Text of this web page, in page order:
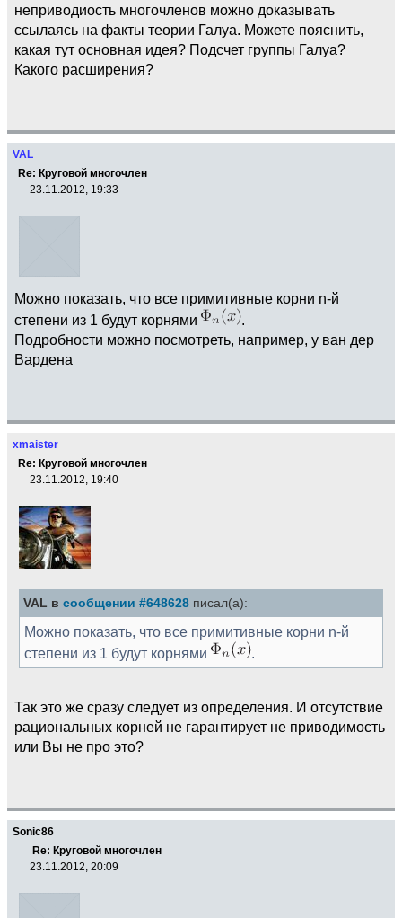
неприводиость многочленов можно доказывать
ссылаясь на факты теории Галуа. Можете пояснить,
какая тут основная идея? Подсчет группы Галуа?
Какого расширения?
VAL
Re: Круговой многочлен
23.11.2012, 19:33
Можно показать, что все примитивные корни n-й
степени из 1 будут корнями
.
Подробности можно посмотреть, например, у ван дер
Вардена
xmaister
Re: Круговой многочлен
23.11.2012, 19:40
VAL в сообщении #648628 писал(а):
Можно показать, что все примитивные корни n-й
степени из 1 будут корнями
.
Так это же сразу следует из определения. И отсутствие
рациональных корней не гарантирует не приводимость
или Вы не про это?
Sonic86
Re: Круговой многочлен
23.11.2012, 20:09